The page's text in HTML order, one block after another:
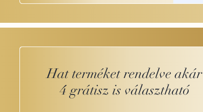
Hat terméket rendelve akár
4 grátisz is választható